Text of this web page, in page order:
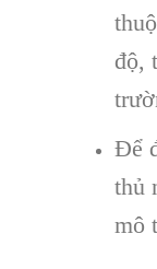
độ,
Để
thủ
mô